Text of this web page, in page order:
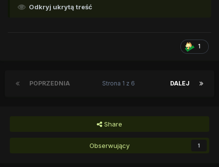
Odkryj ukrytą treść
1
POPRZEDNIA DALEJ
Strona 1 z 6
Share
Obserwujący 1